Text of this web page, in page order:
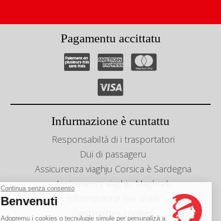
Continua senza consenso
Benvenuti
Adopremu i cookies o tecnulugie simule per persunalizà a
Pagamentu accittatu
Infurmazione è cuntattu
Responsabiltà di i trasportatori
Dui di passageru
Assicurenza viaghju Corsica è Sardegna
Assicurenza viaghju Maghreb
Gestion des cookies